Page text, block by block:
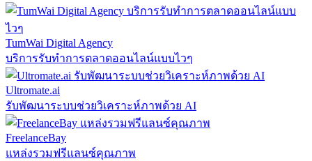
TumWai Digital Agency
บริการรับทำการตลาดออนไลน์แบบไวๆ
Ultromate.ai
รับพัฒนาระบบช่วยวิเคราะห์ภาพด้วย AI
FreelanceBay
แหล่งรวมฟรีแลนซ์คุณภาพ